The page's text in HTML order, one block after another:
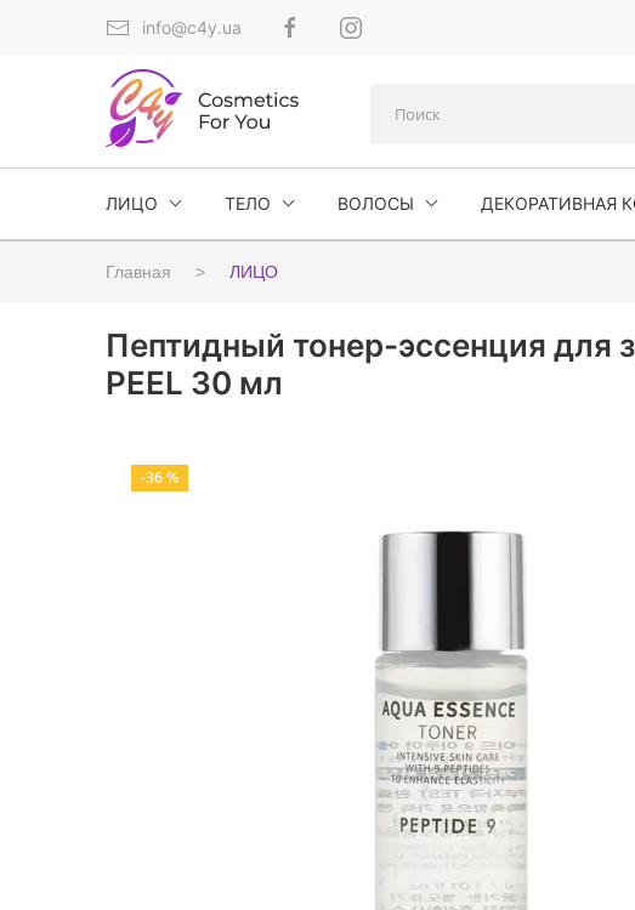
info@c4y.ua
ЛИЦО ТЕЛО ВОЛОСЫ ДЕКОРАТИВНАЯ
Главная ЛИЦО
Пептидный тонер-эссенция для
PEEL 30 мл
-36 %